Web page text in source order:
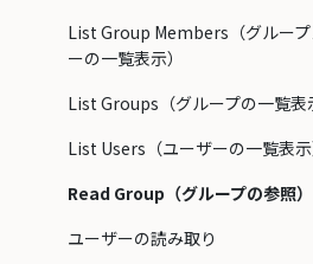
List Group Members（グルー
ーの一覧表示）
List Groups（グループの一覧表
List Users（ユーザーの一覧表示
Read Group（グループの参照）
ユーザーの読み取り